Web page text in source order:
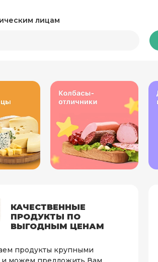
лицам
КАЧЕСТВЕННЫЕ
ПРОДУКТЫ ПО
ВЫГОДНЫМ ЦЕНАМ
продукты крупными
шоколад
и макароны
и специи